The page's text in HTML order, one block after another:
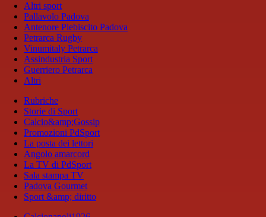
Altri sport
Pallavolo Padova
Antenore Plebiscito Padova
Petrarca Rugby
Vinumitaly Petrarca
Assindustria Sport
Guerriero Petrarca
Altri
Rubriche
Storie di Sport
Calcio&amp;Gossip
Promozioni PdSport
La posta dei lettori
Angolo amarcord
La TV di PdSport
Sala stampa TV
Padova Gourmet
Sport &amp; diritto